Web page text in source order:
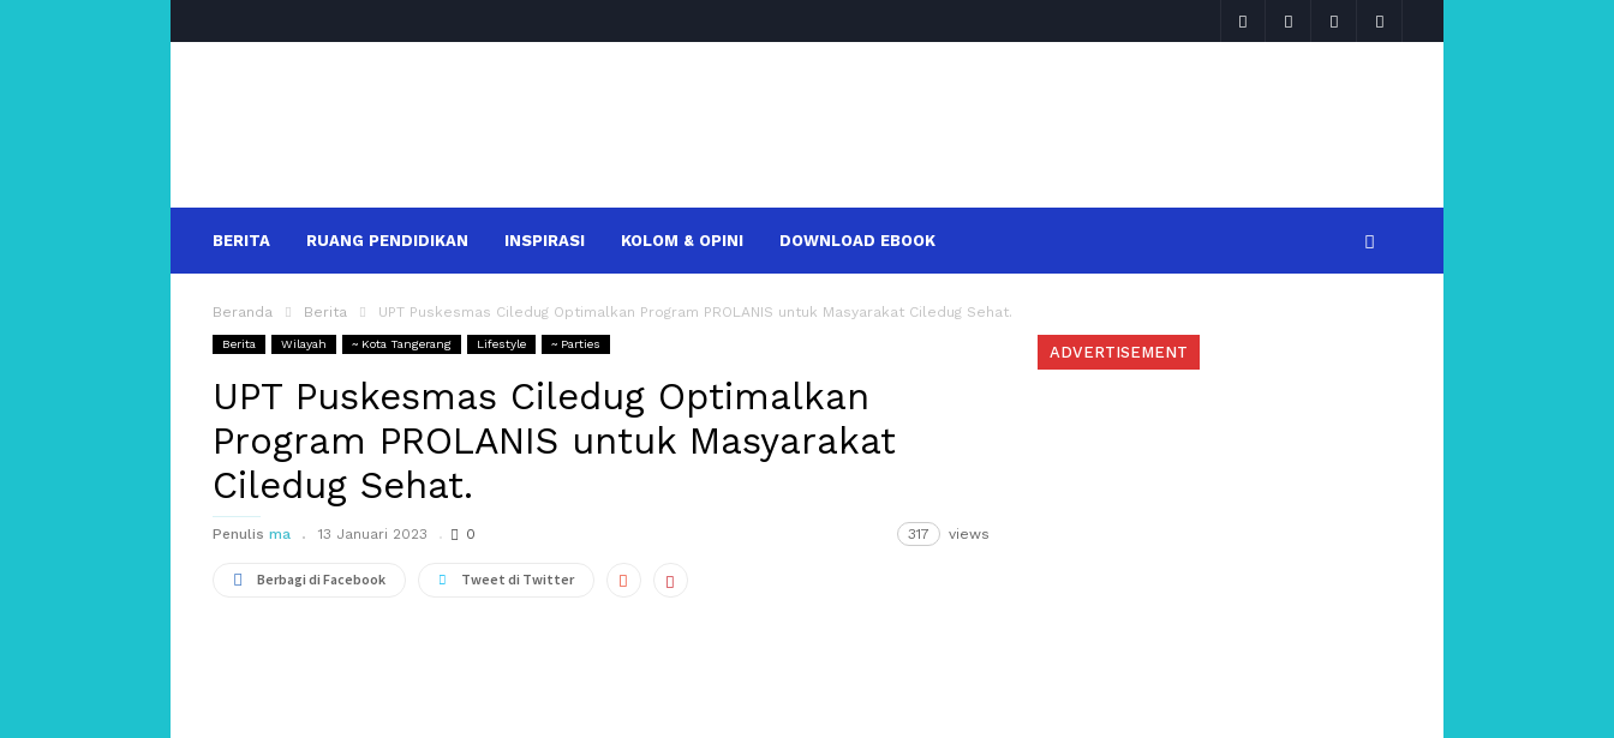
BERITA RUANG PENDIDIKAN INSPIRASI KOLOM & OPINI DOWNLOAD EBOOK
Beranda Berita UPT Puskesmas Ciledug Optimalkan Program PROLANIS untuk Masyarakat Ciledug Sehat.
Berita Wilayah ~ Kota Tangerang Lifestyle ~ Parties
UPT Puskesmas Ciledug Optimalkan
Program PROLANIS untuk Masyarakat
Ciledug Sehat.
Penulis ma 13 Januari 2023 0 317 views
Berbagi di Facebook Tweet di Twitter
ADVERTISEMENT